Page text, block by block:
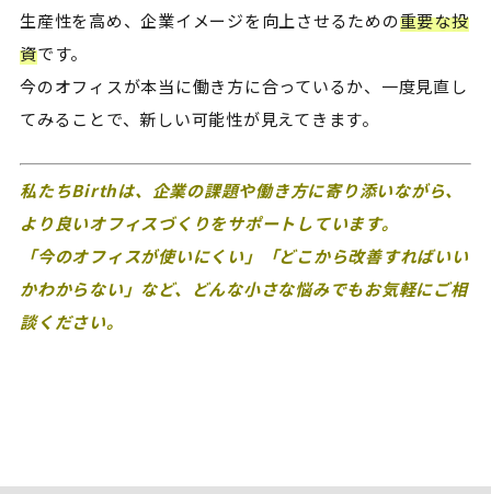
生産性を高め、企業イメージを向上させるための重要な投
資です。
今のオフィスが本当に働き方に合っているか、一度見直し
てみることで、新しい可能性が見えてきます。
私たちBirthは、企業の課題や働き方に寄り添いながら、
より良いオフィスづくりをサポートしています。
「今のオフィスが使いにくい」「どこから改善すればいい
かわからない」など、どんな小さな悩みでもお気軽にご相
談ください。